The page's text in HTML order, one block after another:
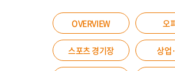
OVERVIEW 오
스포츠 경기장 상업